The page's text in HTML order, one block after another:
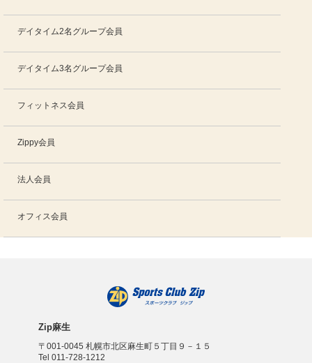
デイタイム2名グループ会員
デイタイム3名グループ会員
フィットネス会員
Zippy会員
法人会員
オフィス会員
Zip麻生
〒001-0045 札幌市北区麻生町５丁目９－１５
Tel 011-728-1212